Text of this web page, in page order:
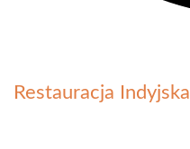
Restauracja Indyjska